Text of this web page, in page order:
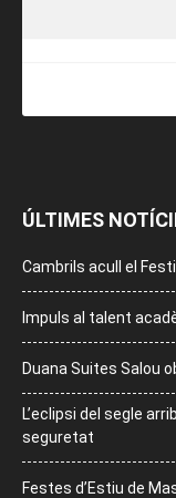
ÚLTIMES
Cambrils acull el
Impuls al talent
Duana Suites Salou
L’eclipsi del segle
seguretat
Festes d’Estiu de